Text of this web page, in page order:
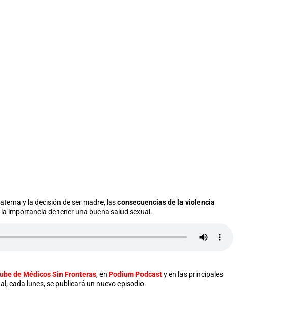
y la decisión de ser madre, lasconsecuencias de la violencia
la importancia de tener una buena salud sexual.
de Médicos Sin Fronteras, enPodium Podcast y en las principales
cada lunes, se publicará un nuevo episodio.